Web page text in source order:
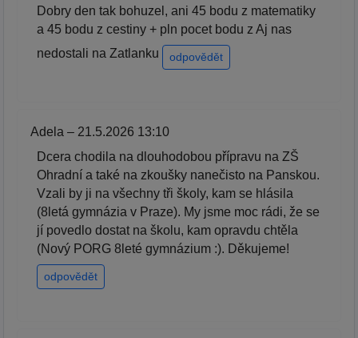
Dobry den tak bohuzel, ani 45 bodu z matematiky
a 45 bodu z cestiny + pln pocet bodu z Aj nas
nedostali na Zatlanku
odpovědět
Adela – 21.5.2026 13:10
Dcera chodila na dlouhodobou přípravu na ZŠ
Ohradní a také na zkoušky nanečisto na Panskou.
Vzali by ji na všechny tři školy, kam se hlásila
(8letá gymnázia v Praze). My jsme moc rádi, že se
jí povedlo dostat na školu, kam opravdu chtěla
(Nový PORG 8leté gymnázium :). Děkujeme!
odpovědět